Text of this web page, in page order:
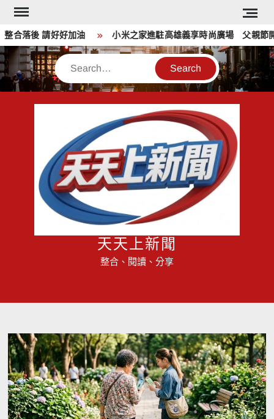
Skip
content
落後 請好好加油 小米之家進駐高雄義享時尚廣場 父親節開
Search
天天上新聞
整合、閱讀、分享